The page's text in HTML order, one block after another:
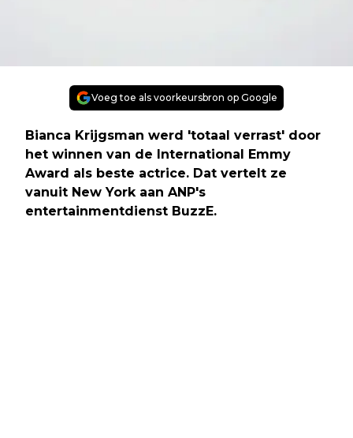
Voeg toe als voorkeursbron op Google
Bianca Krijgsman werd 'totaal verrast' door
het winnen van de International Emmy
Award als beste actrice. Dat vertelt ze
vanuit New York aan ANP's
entertainmentdienst BuzzE.